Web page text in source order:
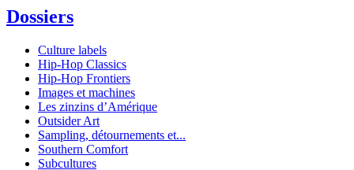
Dossiers
Culture labels
Hip-Hop Classics
Hip-Hop Frontiers
Images et machines
Les zinzins d’Amérique
Outsider Art
Sampling, détournements et...
Southern Comfort
Subcultures